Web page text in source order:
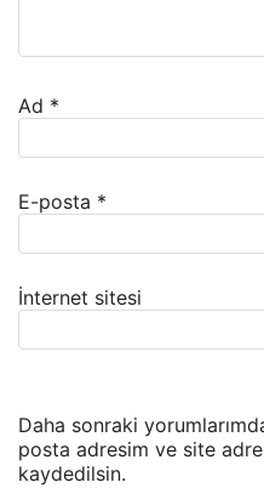
Ad *
E-posta *
İnternet sitesi
Daha sonraki
posta adresim ve site
kaydedilsin.